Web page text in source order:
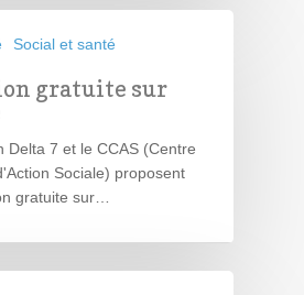
Social et santé
gratuite sur
Delta 7 et le CCAS (Centre
Sociale) proposent
gratuite sur…